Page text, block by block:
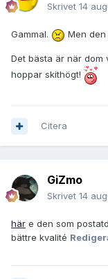
Skrivet 14
Gammal. Men den
Det bästa är när dom
hoppar skithögt!
Citera
GiZmo
Skrivet 14
här e den som
bättre kvalité